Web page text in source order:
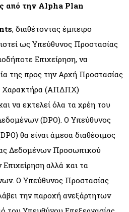
από την Alpha Plan
, διαθέτοντας έμπειρο
ως Υπεύθυνος Προστασίας
Επιχείρηση, να
της προς την Αρχή Προστασίας
Χαρακτήρα (ΑΠΔΠΧ)
να εκτελεί όλα τα χρέη του
(DPO). Ο Υπεύθυνος
θα είναι άμεσα διαθέσιμος
Δεδομένων Προσωπικού
αλλά και τα
Ο Υπεύθυνος Προστασίας
την παροχή ανεξάρτητων